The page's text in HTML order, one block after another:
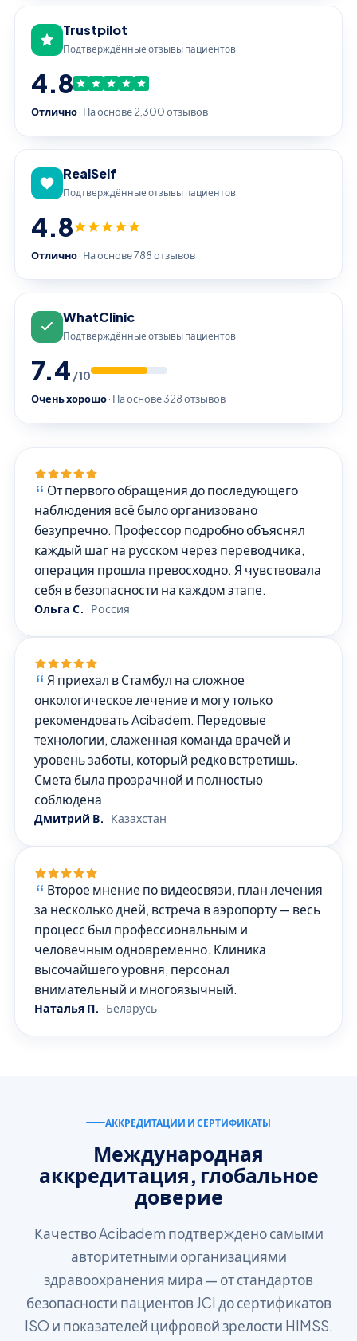
Trustpilot
Подтверждённые отзывы пациентов
4.8
Отлично· На основе 2,300 отзывов
RealSelf
Подтверждённые отзывы пациентов
4.8
Отлично· На основе 788 отзывов
WhatClinic
Подтверждённые отзывы пациентов
7.4 /10
Очень хорошо· На основе 328 отзывов
От первого обращения до последующего
наблюдения всё было организовано
безупречно. Профессор подробно объяснял
каждый шаг на русском через переводчика,
операция прошла превосходно. Я чувствовала
себя в безопасности на каждом этапе.
Ольга С. · Россия
Я приехал в Стамбул на сложное
онкологическое лечение и могу только
рекомендовать Acibadem. Передовые
технологии, слаженная команда врачей и
уровень заботы, который редко встретишь.
Смета была прозрачной и полностью
соблюдена.
Дмитрий В. · Казахстан
Второе мнение по видеосвязи, план лечения
за несколько дней, встреча в аэропорту — весь
процесс был профессиональным и
человечным одновременно. Клиника
высочайшего уровня, персонал
внимательный и многоязычный.
Наталья П. · Беларусь
АККРЕДИТАЦИИ И СЕРТИФИКАТЫ
Международная
аккредитация, глобальное
доверие
Качество Acibadem подтверждено самыми
авторитетными организациями
здравоохранения мира — от стандартов
безопасности пациентов JCI до сертификатов
ISO и показателей цифровой зрелости HIMSS.